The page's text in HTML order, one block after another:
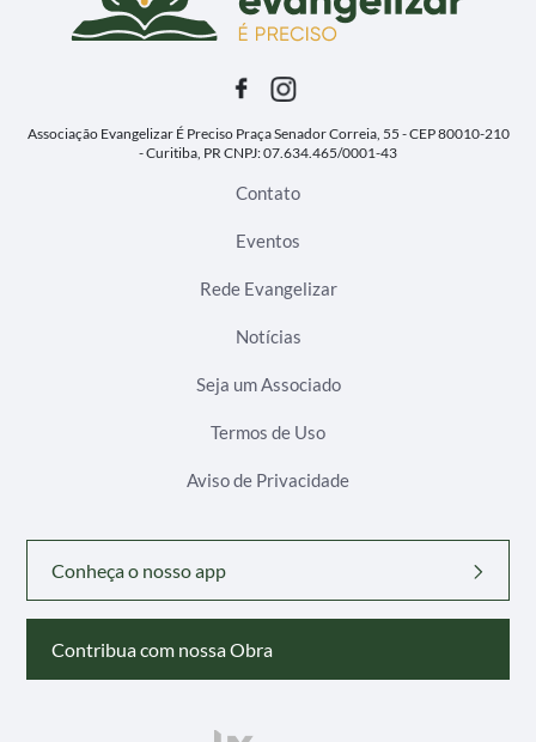
Associação Evangelizar É PrecisoPraça Senador Correia, 55 - CEP 80010-210
- Curitiba, PRCNPJ: 07.634.465/0001-43
Contato
Eventos
Rede Evangelizar
Notícias
Seja um Associado
Termos de Uso
Aviso de Privacidade
Conheça o nosso app
Contribua com nossa Obra